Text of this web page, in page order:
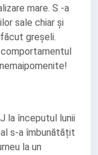
mare. S -a
sale chiar și
greșeli.
la începutul lunii
s-a îmbunătățit
la un